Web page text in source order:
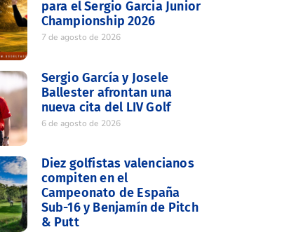
para el Sergio Garcia Junior
Championship 2026
7 de agosto de 2026
Sergio García y Josele
Ballester afrontan una
nueva cita del LIV Golf
6 de agosto de 2026
Diez golfistas valencianos
compiten en el
Campeonato de España
Sub-16 y Benjamín de Pitch
& Putt